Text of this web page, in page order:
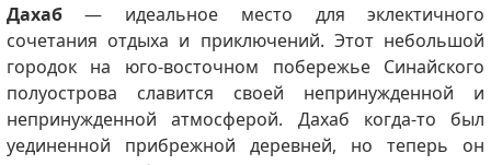
Дахаб— идеальное место для эклектичного
сочетания отдыха и приключений. Этот небольшой
городок на юго-восточном побережье Синайского
полуострова славится своей непринужденной и
непринужденной атмосферой. Дахаб когда-то был
уединенной прибрежной деревней, но теперь он